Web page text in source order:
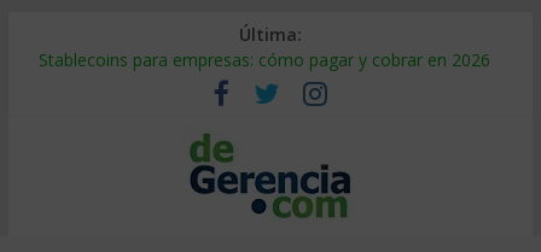
Última:
Stablecoins para empresas: cómo pagar y cobrar en 2026
Despido silencioso: qué es y por qué sale tan caro
IA en selección de personal: cómo auditarla a tiempo
Trabajo forzoso en la cadena de suministro: qué hacer
Mercado hispano de EE. UU.: cómo segmentarlo y venderle